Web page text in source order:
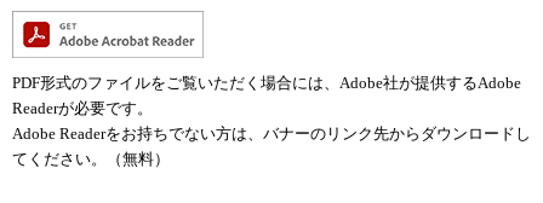
PDF形式のファイルをご覧いただく場合には、Adobe社が提供するAdobe
Readerが必要です。
Adobe Readerをお持ちでない方は、バナーのリンク先からダウンロードし
てください。（無料）